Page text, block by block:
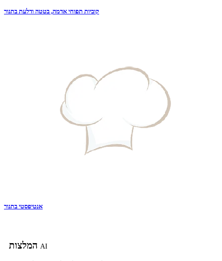
קוביות תפוחי אדמה, בטטה ודלעת בתנור
אנטיפסטי בתנור
AI